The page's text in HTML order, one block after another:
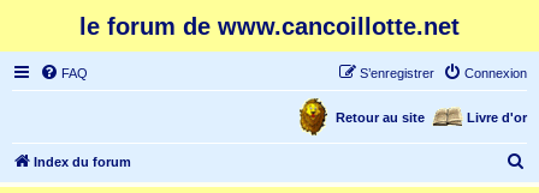
le forum de www.cancoillotte.net
FAQ Connexion
S’enregistrer
Livre d'or
Retour au site
Index du forum
e